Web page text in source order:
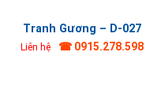
Tranh Gương – D-027
Liên hệ ☎ 0915.278.598